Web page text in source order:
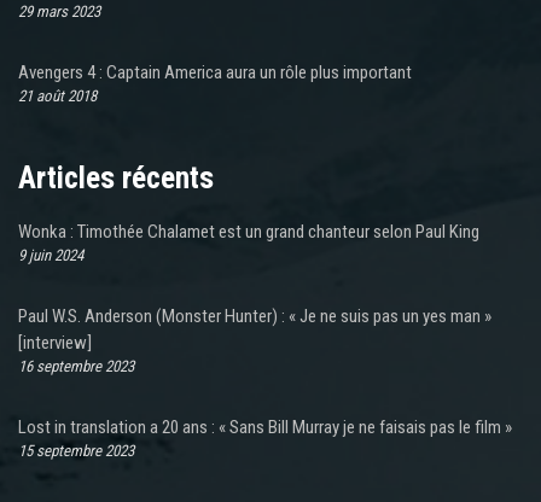
29 mars 2023
Avengers 4 : Captain America aura un rôle plus important
21 août 2018
Articles récents
Wonka : Timothée Chalamet est un grand chanteur selon Paul King
9 juin 2024
Paul W.S. Anderson (Monster Hunter) : « Je ne suis pas un yes man »
[interview]
16 septembre 2023
Lost in translation a 20 ans : « Sans Bill Murray je ne faisais pas le film »
15 septembre 2023